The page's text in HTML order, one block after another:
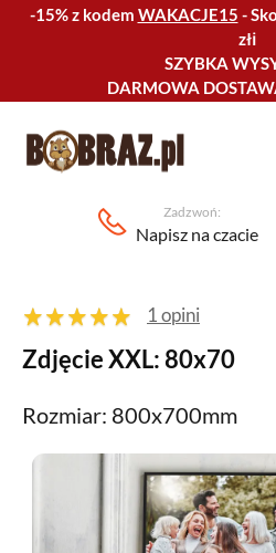
-15% z kodem WAKACJE15 -
złℹ️
SZYBKA
DARMOWA
Zadzwoń:
Napisz na czacie
1 opini
Zdjęcie XXL: 80x70
Rozmiar: 800x700mm